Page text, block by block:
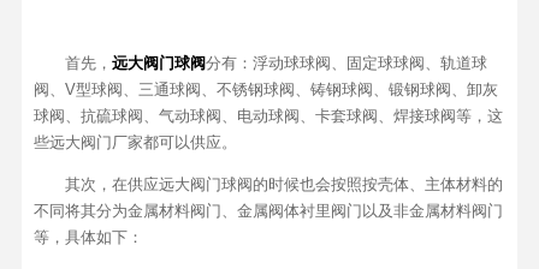
首先， 远大阀门球阀分有：浮动球球阀、固定球球阀、轨道球
阀、V型球阀、三通球阀、不锈钢球阀、铸钢球阀、锻钢球阀、卸灰
球阀、抗硫球阀、气动球阀、电动球阀、卡套球阀、焊接球阀等，这
些远大阀门厂家都可以供应。
其次，在供应远大阀门球阀的时候也会按照按壳体、主体材料的
不同将其分为金属材料阀门、金属阀体衬里阀门以及非金属材料阀门
等，具体如下：